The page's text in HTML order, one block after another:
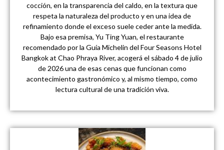
cocción, en la transparencia del caldo, en la textura que
respeta la naturaleza del producto y en una idea de
refinamiento donde el exceso suele ceder ante la medida.
Bajo esa premisa, Yu Ting Yuan, el restaurante
recomendado por la Guía Michelin del Four Seasons Hotel
Bangkok at Chao Phraya River, acogerá el sábado 4 de julio
de 2026 una de esas cenas que funcionan como
acontecimiento gastronómico y, al mismo tiempo, como
lectura cultural de una tradición viva.